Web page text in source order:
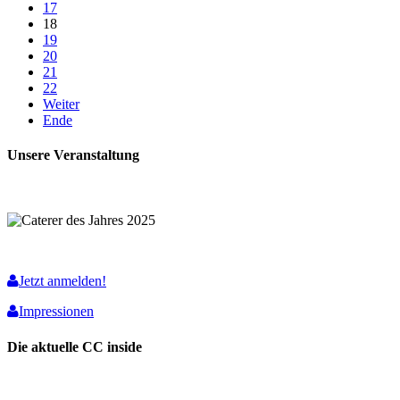
17
18
19
20
21
22
Weiter
Ende
Unsere Veranstaltung
Jetzt anmelden!
Impressionen
Die aktuelle CC inside